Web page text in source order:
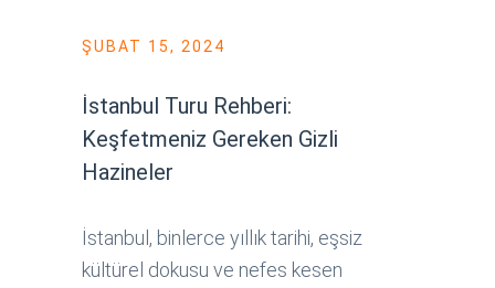
ŞUBAT 15, 2024
İstanbul Turu Rehberi:
Keşfetmeniz Gereken Gizli
Hazineler
İstanbul, binlerce yıllık tarihi, eşsiz
kültürel dokusu ve nefes kesen